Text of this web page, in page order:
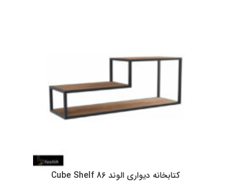
کتابخانه دیواری الوند Cube Shelf 86